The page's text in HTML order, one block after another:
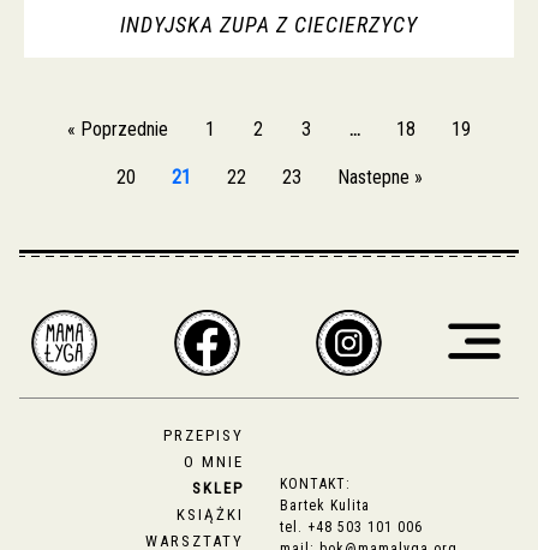
INDYJSKA ZUPA Z CIECIERZYCY
« Poprzednie 1 2 3 … 18 19
20 21 22 23 Nastepne »
PRZEPISY
O MNIE
SKLEP
KSIĄŻKI
WARSZTATY
KONTAKT:
Bartek Kulita
tel. +48 503 101 006